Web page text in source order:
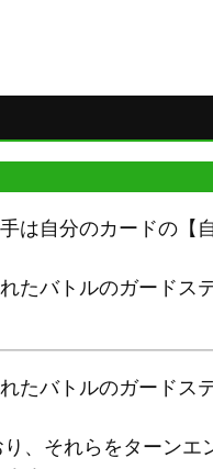
は自分のカードの【
たバトルのガードス
たバトルのガードス
、それらをターンエ